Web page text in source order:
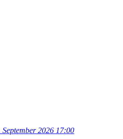
September 2026 17:00